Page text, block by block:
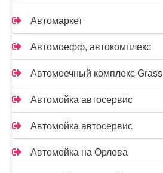
Автомаркет
Автомоефф, автокомплекс
Автомоечный комплекс Grass
Автомойка автосервис
Автомойка автосервис
Автомойка на Орлова